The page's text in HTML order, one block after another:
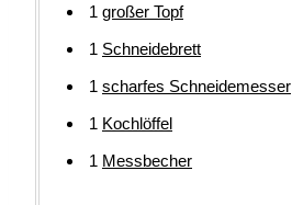
1 großer Topf
1 Schneidebrett
1 scharfes Schneidemesser
1 Kochlöffel
1 Messbecher